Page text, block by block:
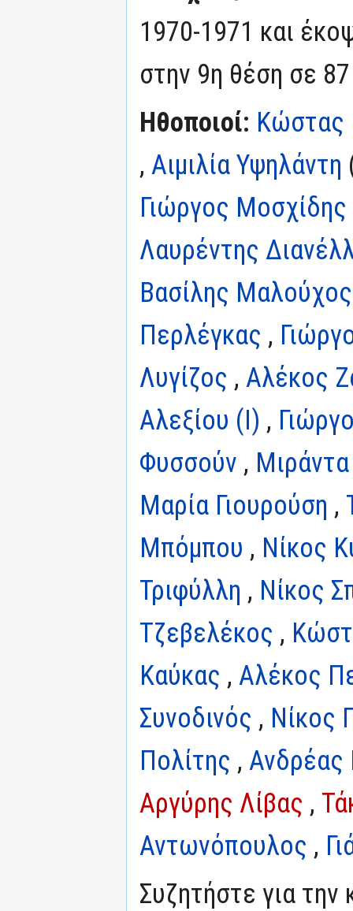
1970-1971 και
στην 9η θέση σε 87
Ηθοποιοί: Κώστας
, Αιμιλία Υψηλάντη
Γιώργος Μοσχίδης
Λαυρέντης
Βασίλης Μαλούχος
Περλέγκας ,
Λυγίζος , Αλέκος
Αλεξίου (I) ,
Φυσσούν ,
Μαρία Γιουρούση ,
Μπόμπου , Νίκος
Τριφύλλη , Νίκος
Τζεβελέκος ,
Καύκας , Αλέκος
Συνοδινός , Νίκος
Πολίτης ,
Αργύρης Λίβας ,
Αντωνόπουλος ,
Συζητήστε για την